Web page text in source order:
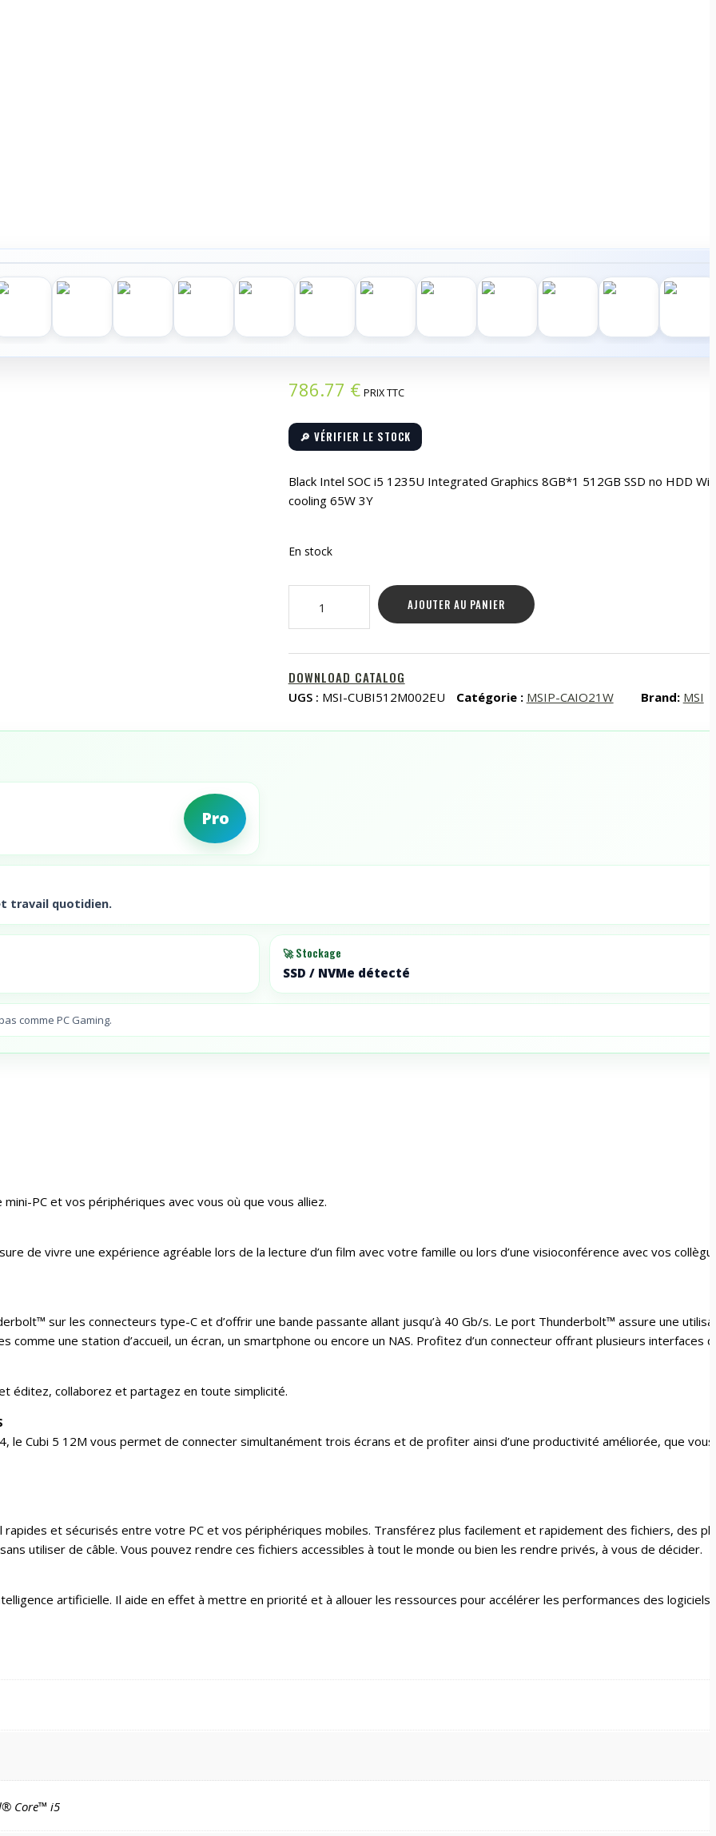
786.77 € PRIX TTC
🔎 VÉRIFIER LE STOCK
Black Intel SOC i5 1235U Integrated Graphics 8GB*1 512GB SSD no HDD
cooling 65W 3Y
En stock
Black
Intel
SOC
i5
Integrated
Win
802.11AX
5
2
Air
cooling
3Y
AJOUTER AU PANIER
DOWNLOAD CATALOG
UGS : MSI-CUBI512M002EU Catégorie : MSIP-CAIO21W Brand: MSI
Pro
travail quotidien.
🚀 Stockage
SSD / NVMe détecté
comme PC Gaming.
PC et vos périphériques avec vous où que vous alliez.
de vivre une expérience agréable lors de la lecture d’un film avec votre famille ou lors d’une visioconférence avec vos
sur les connecteurs type-C et d’offrir une bande passante allant jusqu’à 40 Gb/s. Le port Thunderbolt™ assure une
une station d’accueil, un écran, un smartphone ou encore un NAS. Profitez d’un connecteur offrant plusieurs interfaces
éditez, collaborez et partagez en toute simplicité.
Cubi 5 12M vous permet de connecter simultanément trois écrans et de profiter ainsi d’une productivité améliorée, que
et sécurisés entre votre PC et vos périphériques mobiles. Transférez plus facilement et rapidement des fichiers, des
utiliser de câble. Vous pouvez rendre ces fichiers accessibles à tout le monde ou bien les rendre privés, à vous de décider.
artificielle. Il aide en effet à mettre en priorité et à allouer les ressources pour accélérer les performances des logiciels
Core™ i5